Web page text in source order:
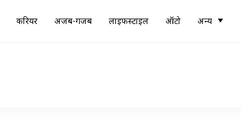
करियर अजब-गजब लाइफस्टाइल ऑटो अन्य